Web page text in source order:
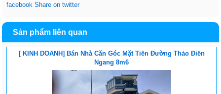
facebook Share on twitter
Sản phẩm liên quan
[ KINH DOANH] Bán Nhà Căn Góc Mặt Tiền Đường Thảo Điền
Ngang 8m6